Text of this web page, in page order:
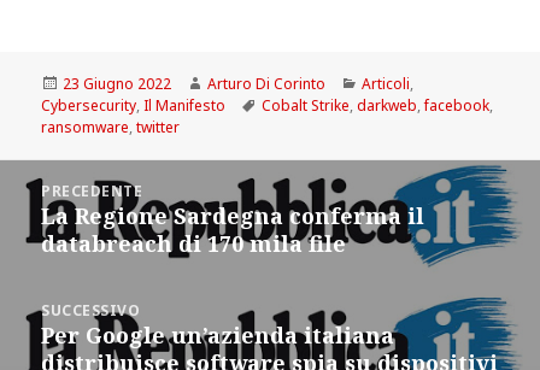
Scritto
il
23 Giugno 2022 Autore
Arturo Di Corinto Categorie
Articoli,
Cybersecurity,Il Manifesto Tag
Cobalt Strike,darkweb,facebook,
ransomware,twitter
Navigazione
articoliPRECEDENTE
Articolo
precedente:
La Regione Sardegna conferma il
databreach di 170 mila file
SUCCESSIVO
Articolo
successivo:
Per Google un’azienda italiana
distribuisce software spia su dispositivi